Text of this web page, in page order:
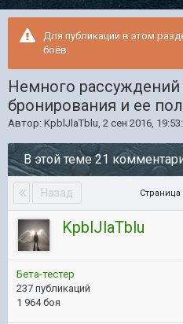
Для публикации в этом
боёв.
Немного
бронирования и ее
Автор: KpblJlaTblu, 2 сен 2016,
В этой теме 21
Назад Страница
KpblJlaTblu
Бета-тестер
237 публикаций
1 964 боя